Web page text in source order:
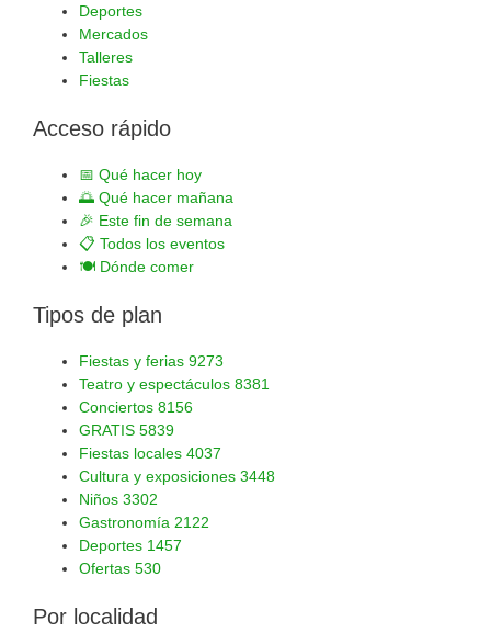
Deportes
Mercados
Talleres
Fiestas
Acceso rápido
📅 Qué hacer hoy
🌅 Qué hacer mañana
🎉 Este fin de semana
📋 Todos los eventos
🍽️ Dónde comer
Tipos de plan
Fiestas y ferias 9273
Teatro y espectáculos 8381
Conciertos 8156
GRATIS 5839
Fiestas locales 4037
Cultura y exposiciones 3448
Niños 3302
Gastronomía 2122
Deportes 1457
Ofertas 530
Por localidad